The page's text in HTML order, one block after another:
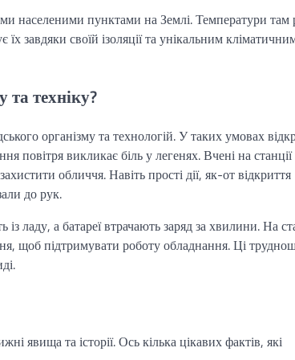
населеними пунктами на Землі. Температури там
завдяки своїй ізоляції та унікальним
техніку?
організму та технологій. У таких умовах
повітря викликає біль у легенях. Вчені на станції
обличчя. Навіть прості дії, як-от відкриття
до рук.
ладу, а батареї втрачають заряд за хвилини. На
щоб підтримувати роботу обладнання. Ці
та історії. Ось кілька цікавих фактів, які